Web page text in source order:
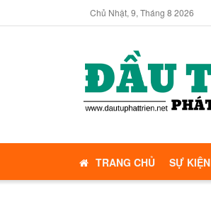
Chủ Nhật, 9, Tháng 8 2026
TRANG CHỦ SỰ KIỆN